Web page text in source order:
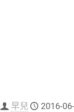
早兒 2016-